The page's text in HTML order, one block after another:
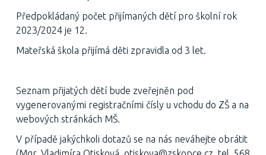
Předpokládaný počet přijímaných dětí pro školní rok
2023/2024 je 12.
Mateřská škola přijímá děti zpravidla od 3 let.
Seznam přijatých dětí bude zveřejněn pod
vygenerovanými registračními čísly u vchodu do ZŠ a na
webových stránkách MŠ.
V případě jakýchkoli dotazů se na nás neváhejte obrátit